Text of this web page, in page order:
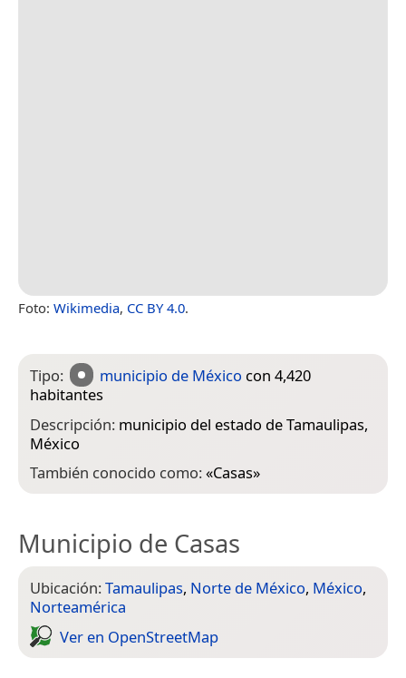
Foto: Wikimedia, CC BY 4.0.
Tipo: municipio de México con 4,420
habitantes
Descripción: municipio del estado de Tamaulipas,
México
También conocido como:«Casas»
Municipio de Casas
Ubicación:Tamaulipas, Norte de México, México,
Norteamérica
Ver en Open­Street­Map